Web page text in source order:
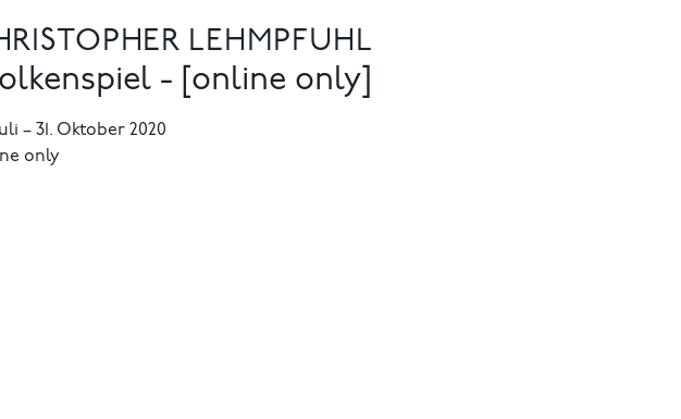
LEHMPFUHL
- [online only]
– 31. Oktober 2020
only